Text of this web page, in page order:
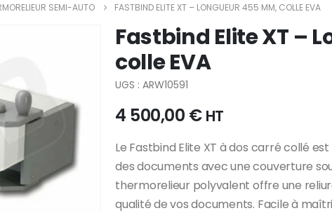
SEMI-AUTO FASTBIND ELITE XT – LONGUEUR 455 MM, COLLE EVA
Fastbind Elite XT –
colle EVA
UGS : ARW10591
4 500,00 € HT
Le Fastbind Elite XT à dos carré collé
des documents avec une couverture
thermorelieur polyvalent offre une
qualité de vos documents. Facile à